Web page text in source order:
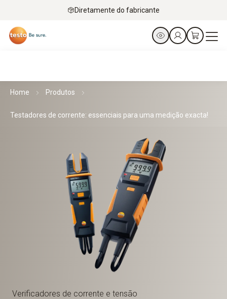
Diretamente do fabricante
Home Produtos
Testadores de corrente: essenciais para uma medição exacta!
Verificadores de corrente e tensão